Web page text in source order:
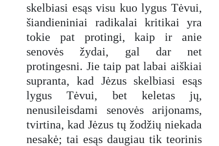
skelbiasi esąs visu kuo lygus Tėvui,
šiandieniniai radikalai kritikai yra
tokie pat protingi, kaip ir anie
senovės žydai, gal dar net
protingesni. Jie taip pat labai aiškiai
supranta, kad Jėzus skelbiasi esąs
lygus Tėvui, bet keletas jų,
nenusileisdami senovės arijonams,
tvirtina, kad Jėzus tų žodžių niekada
nesakė; tai esąs daugiau tik teorinis